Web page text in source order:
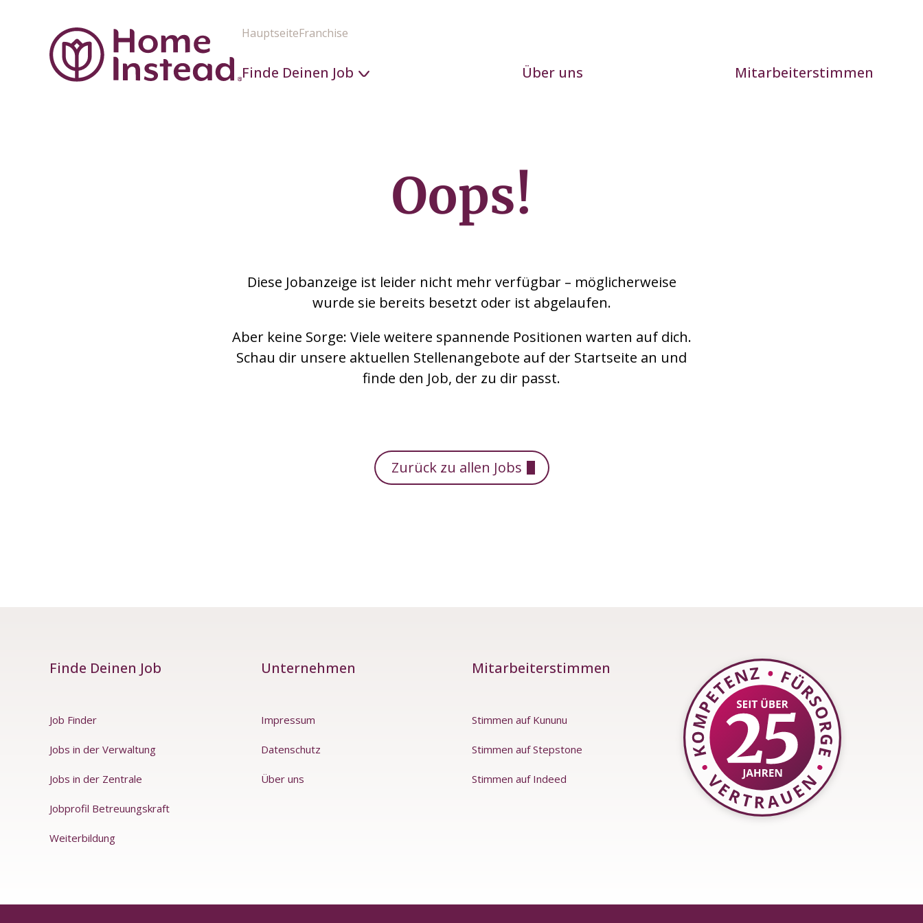
HauptseiteFranchise
Finde Deinen Job Über uns Mitarbeiterstimmen
Oops!
Diese Jobanzeige ist leider nicht mehr verfügbar – möglicherweise
wurde sie bereits besetzt oder ist abgelaufen.
Aber keine Sorge: Viele weitere spannende Positionen warten auf dich.
Schau dir unsere aktuellen Stellenangebote auf der Startseite an und
finde den Job, der zu dir passt.
Zurück zu allen Jobs
Finde Deinen Job
Job Finder
Jobs in der Verwaltung
Jobs in der Zentrale
Jobprofil Betreuungskraft
Weiterbildung
Unternehmen
Impressum
Datenschutz
Über uns
Mitarbeiterstimmen
Stimmen auf Kununu
Stimmen auf Stepstone
Stimmen auf Indeed